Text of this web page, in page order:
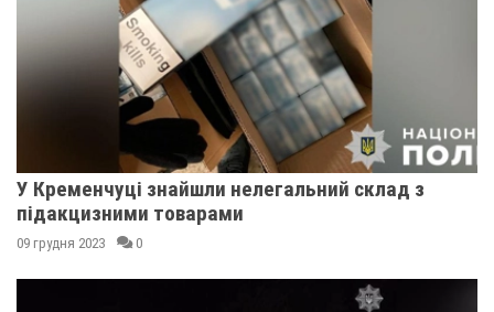
У Кременчуці знайшли нелегальний склад з
підакцизними товарами
09 грудня 2023 0